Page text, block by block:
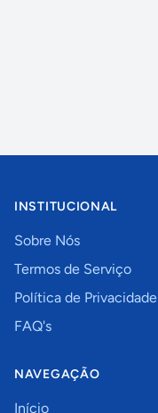
INSTITUCIONAL
Sobre Nós
Termos de Serviço
Política de Privacidade
FAQ's
NAVEGAÇÃO
Início